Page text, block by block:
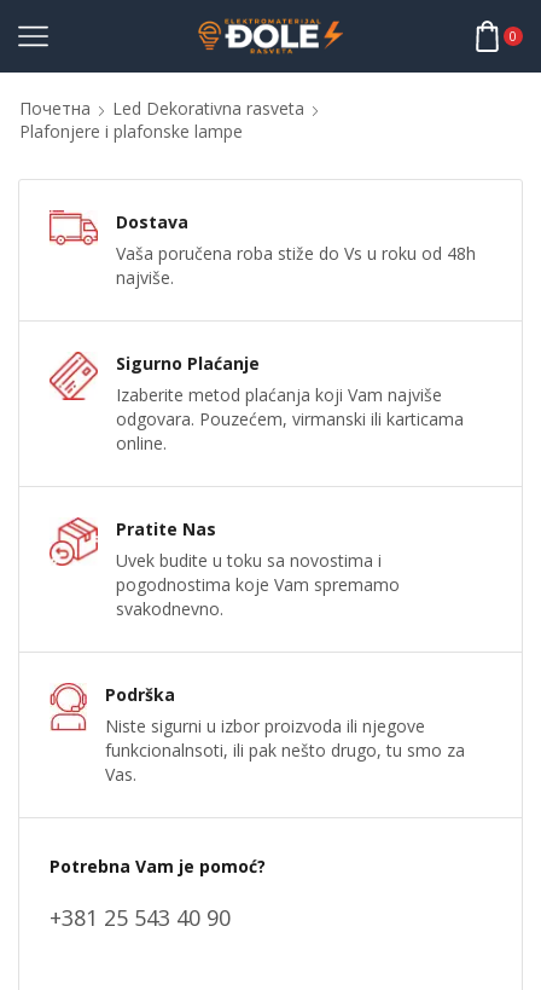
0
Почетна
Led Dekorativna rasveta
Plafonjere i plafonske lampe
Dostava
Vaša poručena roba stiže do Vs u roku od 48h
najviše.
Sigurno Plaćanje
Izaberite metod plaćanja koji Vam najviše
odgovara. Pouzećem, virmanski ili karticama
online.
Pratite Nas
Uvek budite u toku sa novostima i
pogodnostima koje Vam spremamo
svakodnevno.
Podrška
Niste sigurni u izbor proizvoda ili njegove
funkcionalnsoti, ili pak nešto drugo, tu smo za
Vas.
Potrebna Vam je pomoć?
+381 25 543 40 90